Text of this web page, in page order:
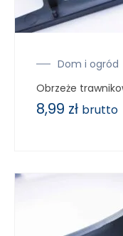
Dom i ogród
Obrzeże
8,99 zł brutto